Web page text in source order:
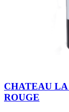
CHATEAU
ROUGE